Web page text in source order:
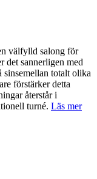
välfylld salong för
det sannerligen med
totalt olika
förstärker detta
återstår i
turné. Läs mer